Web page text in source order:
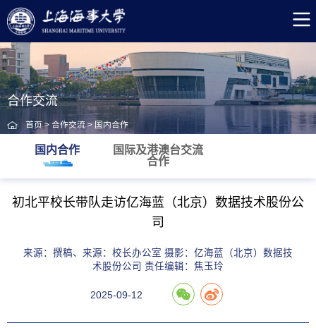
合作交流
首页> 合作交流>国内合作
国内合作
国际及港澳台交流
合作
初北平校长带队走访亿海蓝（北京）数据技术股份公
司
来源：撰稿、来源：校长办公室 摄影：亿海蓝（北京）数据技
术股份公司 责任编辑：焦玉玲
2025-09-12